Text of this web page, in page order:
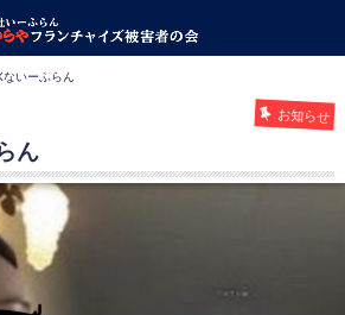
ないーふらん
お知らせ
ん